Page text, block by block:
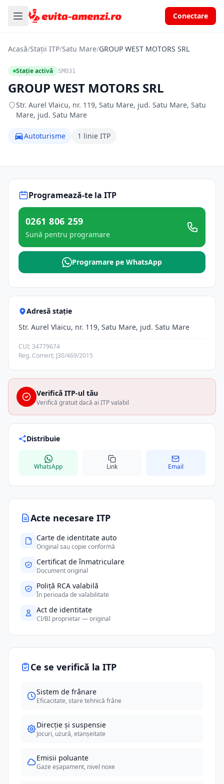
Conectare
Acasă/Stații ITP/Satu Mare/GROUP WEST MOTORS SRL
Stație activă SM031
GROUP WEST MOTORS SRL
Str. Aurel Vlaicu, nr. 119, Satu Mare, jud. Satu Mare, Satu
Mare, jud. Satu Mare
Autoturisme 1 linie ITP
Acte necesare ITP
Carte de identitate auto
Original sau copie conformă
Certificat de înmatriculare
Document original
Poliță RCA valabilă
În perioada de valabilitate
Act de identitate
CI/BI proprietar — original
Ce se verifică la ITP
Sistem de frânare
Eficacitate, stare tehnică frâne
Direcție și suspensie
Jocuri, uzură, etanșeitate
Emisii poluante
Gaze eșapament, nivel noxe
Programează-te la ITP
0261 806 259
Sună pentru programare
Programare pe WhatsApp
Adresă stație
Str. Aurel Vlaicu, nr. 119, Satu Mare, jud. Satu Mare
CUI: 34779674
Reg. Comerț: J30/469/2015
Verifică ITP-ul tău
Verifică gratuit dacă ai ITP valabil
Distribuie
WhatsApp Link Email